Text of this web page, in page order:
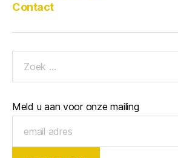
Contact
Meld u aan voor onze mailing